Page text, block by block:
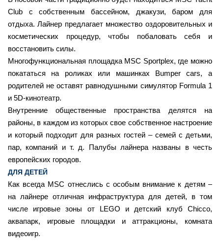
Club с собственным бассейном, джакузи, баром для
отдыха. Лайнер предлагает множество оздоровительных и
косметических процедур, чтобы побаловать себя и
восстановить силы.
Многофункциональная площадка MSC Sportplex, где можно
покататься на роликах или машинках Bumper cars, а
родителей не оставят равнодушными симулятор Formula 1
и 5D-кинотеатр.
Внутренние общественные пространства делятся на
районы, в каждом из которых свое собственное настроение
и который подходит для разных гостей – семей с детьми,
пар, компаний и т. д. Палубы лайнера названы в честь
европейских городов.
ДЛЯ ДЕТЕЙ
Как всегда MSC отнеслись с особым внимание к детям –
на лайнере отличная инфраструктура для детей, в том
числе игровые зоны от LEGO и детский клуб Chicco,
аквапарк, игровые площадки и аттракционы, комната
видеоигр.